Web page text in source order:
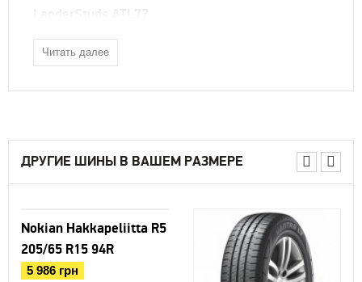
Читать далее
ДРУГИЕ ШИНЫ В ВАШЕМ РАЗМЕРЕ
Nokian Hakkapeliitta R5
205/65 R15 94R
5 986 грн